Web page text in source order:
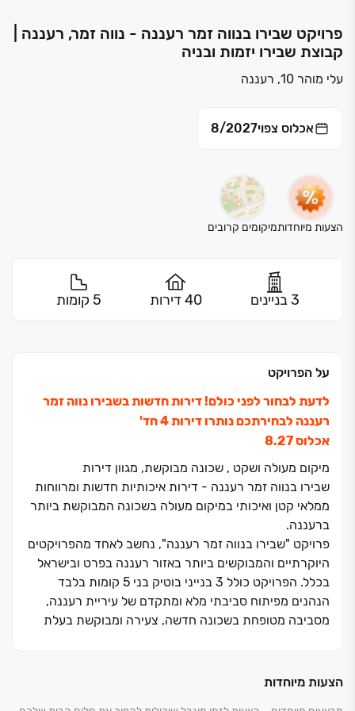
פרויקט שבירו בנווה זמר רעננה - נווה זמר, רעננה |
קבוצת שבירו יזמות ובניה
עלי מוהר 10, רעננה
אכלוס צפוי8/2027
הצעות מיוחדותמיקומים קרובים
3 בניינים 40 דירות 5 קומות
על הפרויקט
לדעת לבחור לפני כולם! דירות חדשות בשבירו נווה זמר
רעננה לבחירתכם נותרו דירות ‏4 חד'
אכלוס 8.27
מיקום מעולה ושקט , שכונה מבוקשת, מגוון דירות
שבירו בנווה זמר רעננה - דירות איכותיות חדשות ומרווחות
ממלאי קטן ואיכותי במיקום מעולה בשכונה המבוקשת ביותר
ברעננה.
פרויקט "שבירו בנווה זמר רעננה", נחשב לאחד מהפרויקטים
היוקרתיים והמבוקשים ביותר באזור רעננה בפרט ובישראל
בכלל. הפרויקט כולל ‏3 בנייני בוטיק בני ‏5 קומות בלבד
הנהנים מפיתוח סביבתי מלא ומתקדם של עיריית רעננה,
מסביבה מטופחת בשכונה חדשה, צעירה ומבוקשת בעלת
הדירות המיוחדות בפרויקט הבטיחו את מקומן בשורה
הצעות מיוחדות